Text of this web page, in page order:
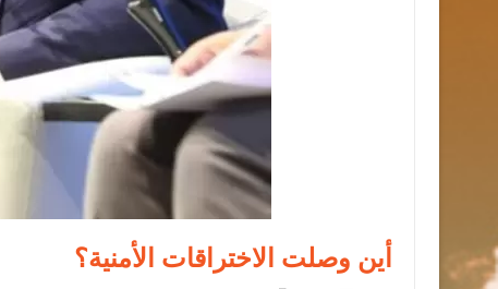
أين وصلت الاختراقات الأمنية؟